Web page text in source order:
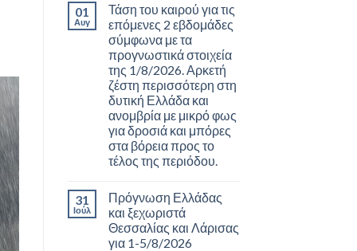
01
Αυγ
Τάση του καιρού για τις
επόμενες 2 εβδομάδες
σύμφωνα με τα
προγνωστικά στοιχεία
της 1/8/2026. Αρκετή
ζέστη περισσότερη στη
δυτική Ελλάδα και
ανομβρία με μικρό φως
για δροσιά και μπόρες
στα βόρεια προς το
τέλος της περιόδου.
31
Ιούλ
Πρόγνωση Ελλάδας
και ξεχωριστά
Θεσσαλίας και Λάρισας
για 1-5/8/2026